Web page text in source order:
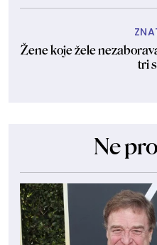
Žene koje žele
tri
Ne